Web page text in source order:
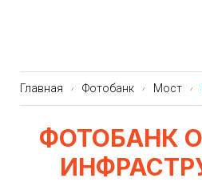
Главная Фотобанк Мост
ФОТОБАНК